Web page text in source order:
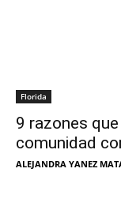
Florida
9 razones
comunidad
ALEJANDRA YANEZ